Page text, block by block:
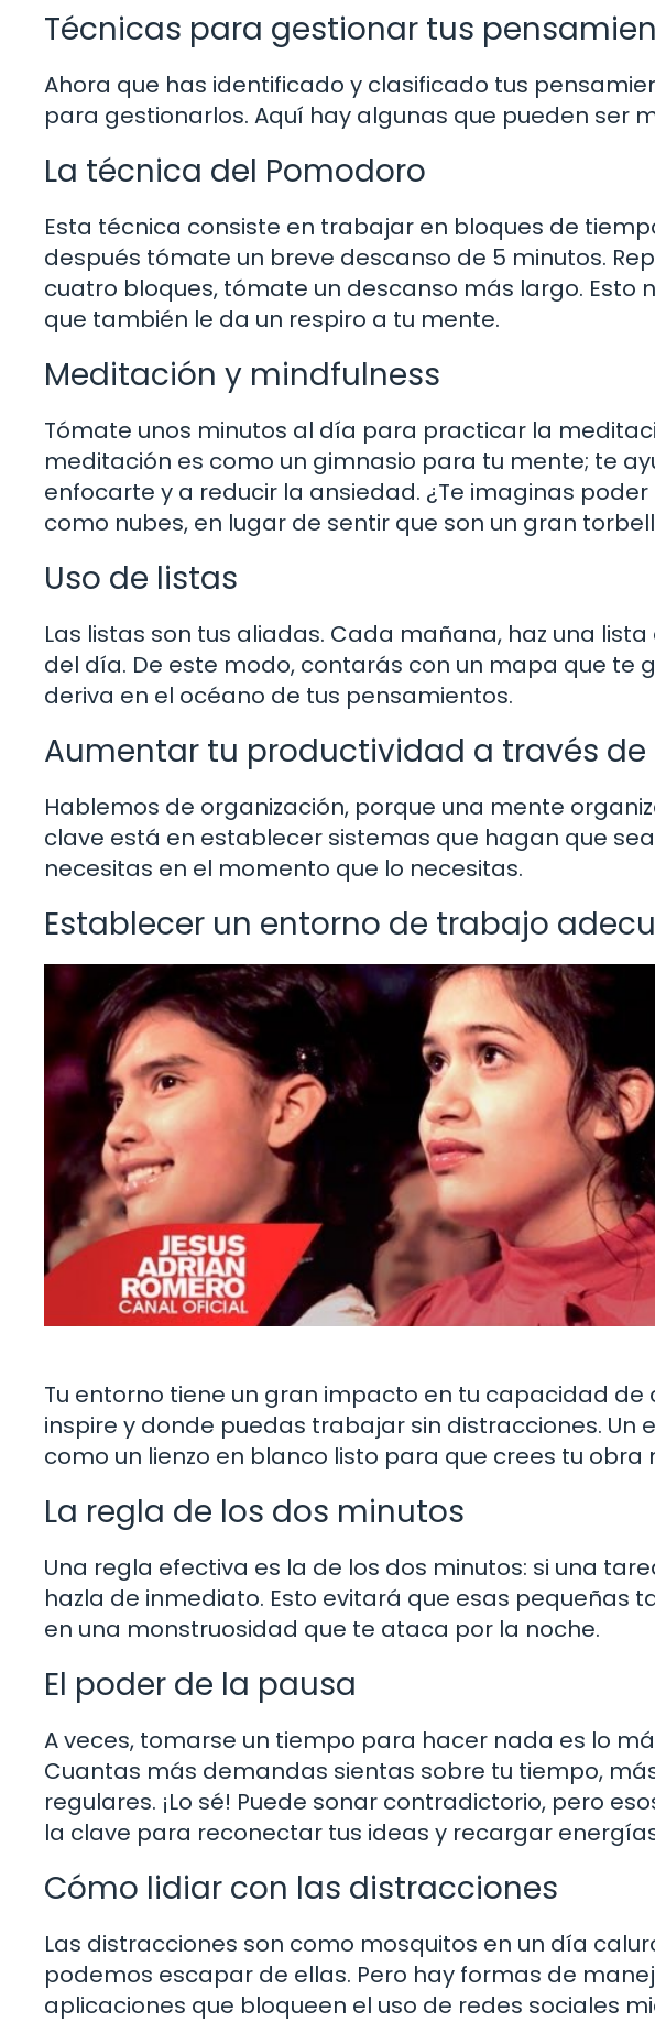
Técnicas para gestionar tus
Ahora que has identificado y clasificado tus
para gestionarlos. Aquí hay algunas que pueden ser
La técnica del Pomodoro
Esta técnica consiste en trabajar en bloques de
después tómate un breve descanso de 5 minutos.
cuatro bloques, tómate un descanso más largo. Esto
que también le da un respiro a tu mente.
Meditación y mindfulness
Tómate unos minutos al día para practicar la
meditación es como un gimnasio para tu mente; te
enfocarte y a reducir la ansiedad. ¿Te imaginas
como nubes, en lugar de sentir que son un gran
Uso de listas
Las listas son tus aliadas. Cada mañana, haz una
del día. De este modo, contarás con un mapa que te
deriva en el océano de tus pensamientos.
Aumentar tu productividad a través de
Hablemos de organización, porque una mente
clave está en establecer sistemas que hagan que
necesitas en el momento que lo necesitas.
Establecer un entorno de trabajo
Tu entorno tiene un gran impacto en tu capacidad
inspire y donde puedas trabajar sin distracciones.
como un lienzo en blanco listo para que crees tu
La regla de los dos minutos
Una regla efectiva es la de los dos minutos: si una
hazla de inmediato. Esto evitará que esas pequeñas
en una monstruosidad que te ataca por la noche.
El poder de la pausa
A veces, tomarse un tiempo para hacer nada es lo
Cuantas más demandas sientas sobre tu tiempo,
regulares. ¡Lo sé! Puede sonar contradictorio, pero
la clave para reconectar tus ideas y recargar
Cómo lidiar con las distracciones
Las distracciones son como mosquitos en un día
podemos escapar de ellas. Pero hay formas de
aplicaciones que bloqueen el uso de redes sociales